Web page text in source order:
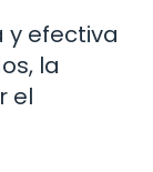
y efectiva
la
el